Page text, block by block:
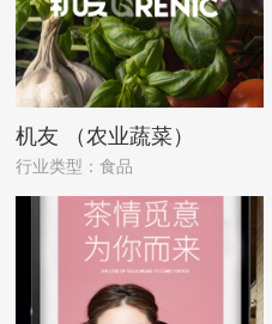
机友 （农业蔬菜）
行业类型：食品